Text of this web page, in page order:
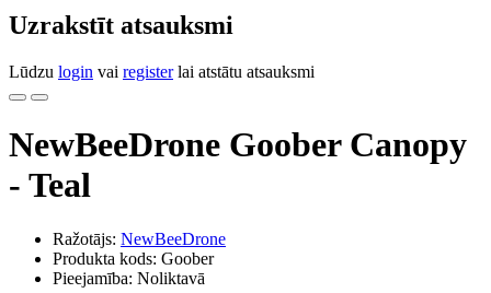
Uzrakstīt atsauksmi
Lūdzu login vai registerlai atstātu atsauksmi
NewBeeDrone Goober Canopy
- Teal
Ražotājs: NewBeeDrone
Produkta kods: Goober
Pieejamība: Noliktavā